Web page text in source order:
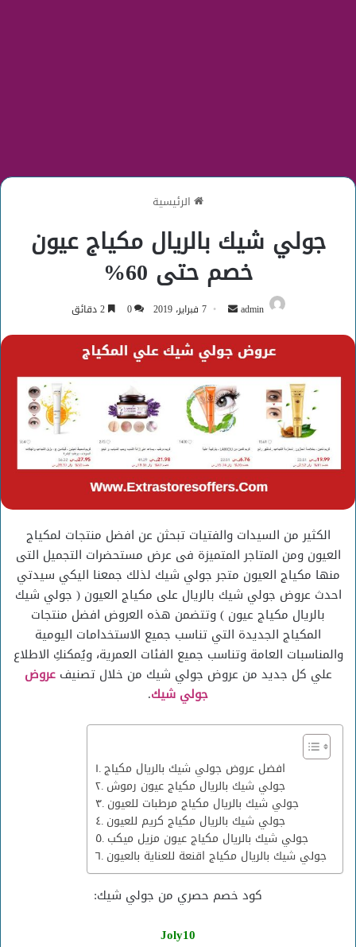
الرئيسية
جولي شيك بالريال مكياج عيون
خصم حتى 60%
admin
أرسل
إلكترونيا
7 فبراير، 2019 0 2 دقائق
الكثير من السيدات والفتيات تبحثن عن افضل منتجات لمكياج
العيون ومن المتاجر المتميزة فى عرض مستحضرات التجميل التى
منها مكياج العيون متجر جولي شيك لذلك جمعنا اليكي سيدتي
احدث عروض جولي شيك بالريال على مكياج العيون ( جولي شيك
بالريال مكياج عيون ) وتتضمن هذه العروض افضل منتجات
المكياج الجديدة التي تناسب جميع الاستخدامات اليومية
والمناسبات العامة وتناسب جميع الفئات العمرية، ويُمكنكِ الاطلاع
علي كل جديد من عروض جولي شيك من خلال تصنيفعروض
جولي شيك.
جولي شيك بالريال مكياج عيون رموش
جولي شيك بالريال مكياج مرطبات للعيون
جولي شيك بالريال مكياج كريم للعيون
جولي شيك بالريال مكياج عيون مزيل ميكب
جولي شيك بالريال مكياج اقنعة للعناية بالعيون
كود خصم حصري من جولي شيك:
Joly10